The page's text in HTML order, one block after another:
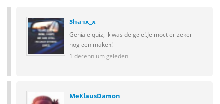
Shanx_x
Geniale quiz, ik was de gele!.Je moet er zeker
nog een maken!
1 decennium geleden
MeKlausDamon